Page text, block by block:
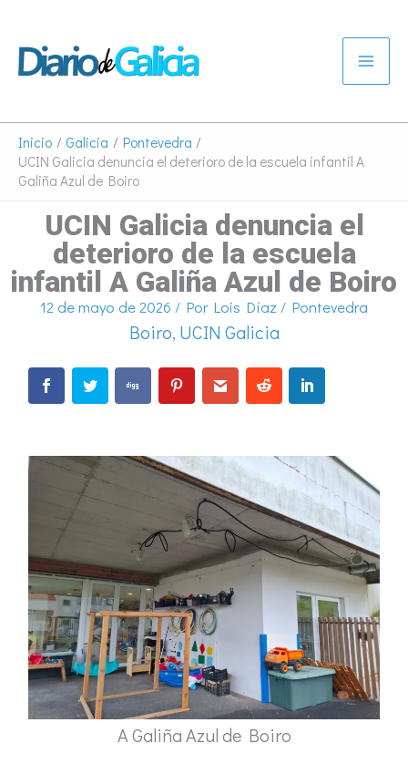
contenido
Inicio Galicia
Pontevedra
UCIN Galicia denuncia el deterioro de la escuela infantil A
Galiña Azul de Boiro
UCIN Galicia denuncia el
deterioro de la escuela
infantil A Galiña Azul de Boiro
12 de mayo de 2026 / Por Lois Díaz / Pontevedra
Boiro, UCIN Galicia
A Galiña Azul de Boiro